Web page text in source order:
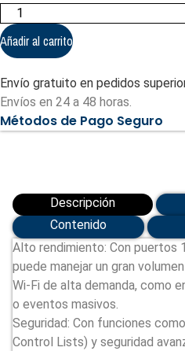
Reyee
Switch
PoE
Cloud
Capa
-
8
puertos
PoE
MultiGigabit+
NBS3300-
8MG2XS-
P)
cantidad
Añadir al carrito
Envío gratuito en pedidos
Envíos en 24 a 48 horas.
Métodos de Pago Seguro
Descripción
Contenido
Alto rendimiento: Con puertos
puede manejar un gran
Wi-Fi de alta demanda, como
o eventos masivos.
Seguridad: Con funciones como
Control Lists) y seguridad